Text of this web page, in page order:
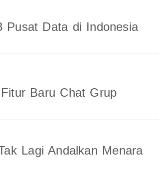
Pusat Data di Indonesia
Baru Chat Grup
Lagi Andalkan Menara